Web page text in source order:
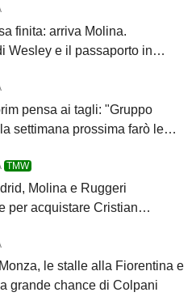
finita: arriva Molina.
Wesley e il passaporto in
pensa ai tagli: "Gruppo
settimana prossima farò le
TMW
Molina e Ruggeri
per acquistare Cristian
le stalle alla Fiorentina e
grande chance di Colpani